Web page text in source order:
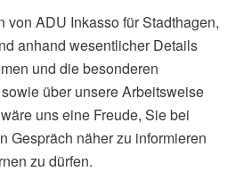
von ADU Inkasso für Stadthagen,
anhand wesentlicher Details
und die besonderen
über unsere Arbeitsweise
uns eine Freude, Sie bei
Gespräch näher zu informieren
zu dürfen.